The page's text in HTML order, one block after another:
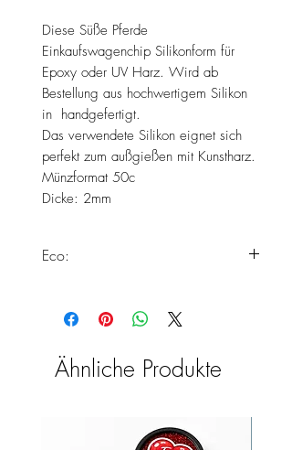
Diese Süße Pferde
Einkaufswagenchip Silikonform für
Epoxy oder UV Harz. Wird ab
Bestellung aus hochwertigem Silikon
in handgefertigt.
Das verwendete Silikon eignet sich
perfekt zum außgießen mit Kunstharz.
Münzformat 50c
Dicke: 2mm
Eco:
Standards zur Herstellung von Eco
Weiter Informationen findest du
hier:
Ähnliche Produkte